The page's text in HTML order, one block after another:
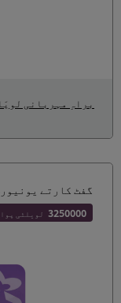
براہِ مہربانی
گفٹ کارتے
3250000 لویلٹی